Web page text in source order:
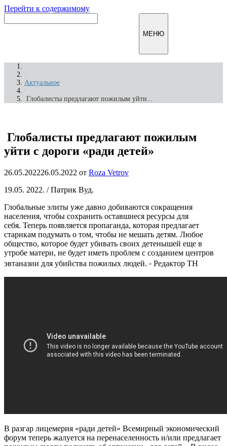
Перейти к содержимому
МЕНЮ
Актуальное
Глобалисты предлагают пожилым уйти...
Глобалисты предлагают пожилым
уйти с дороги «ради детей»
26.05.202226.05.2022 от Roza Vetrov
19.05. 2022. / Патрик Вуд.
Глобальные элиты уже давно добиваются сокращения
населения, чтобы сохранить оставшиеся ресурсы для
себя. Теперь появляется пропаганда, которая предлагает
старикам подумать о том, чтобы не мешать детям. Любое
общество, которое будет убивать своих детенышей еще в
утробе матери, не будет иметь проблем с созданием центров
эвтаназии для убийства пожилых людей. ⁃ Редактор ТН
В разгар лицемерия «ради детей» Всемирный экономический
форум теперь жалуется на перенаселенность и/или предлагает